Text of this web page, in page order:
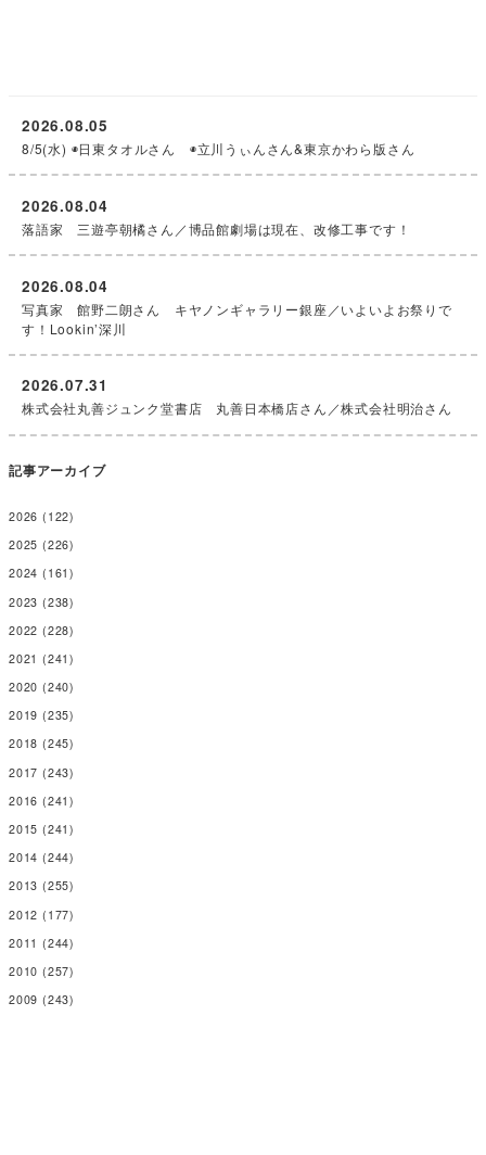
8/5(水) ◉日東タオルさん ◉立川うぃんさん&東京かわら版さん
2026.08.05
落語家 三遊亭朝橘さん／博品館劇場は現在、改修工事です！
2026.08.04
写真家 館野二朗さん キヤノンギャラリー銀座／いよいよお祭りで
す！Lookin’深川
2026.08.04
株式会社丸善ジュンク堂書店 丸善日本橋店さん／株式会社明治さん
2026.07.31
記事アーカイブ
2026 (122)
2025 (226)
2024 (161)
2023 (238)
2022 (228)
2021 (241)
2020 (240)
2019 (235)
2018 (245)
2017 (243)
2016 (241)
2015 (241)
2014 (244)
2013 (255)
2012 (177)
2011 (244)
2010 (257)
2009 (243)